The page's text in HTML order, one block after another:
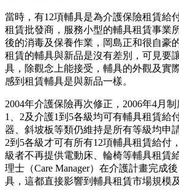
當時，有12項輔具是為介護保險租賃給
租賃批發商，服務小型的輔具租賃事業
後的消毒及保養作業，岡島正和很自豪
租賃的輔具與新品是沒有差別，可見要
具，除觀念上能接受，輔具的外觀及實
感到租賃輔具是與新品一樣。
2004年介護保險再次修正，2006年4月
1、2及介護1到5各級均可有輔具租賃給
器、斜坡板等類仍維持是所有等級均申
2到5各級才可有所有12項輔具租賃給付
級者不再提供電動床、輪椅等輔具租賃
理士（Care Manager）在介護計畫完成
具，這都直接影響到輔具租賃市場規模